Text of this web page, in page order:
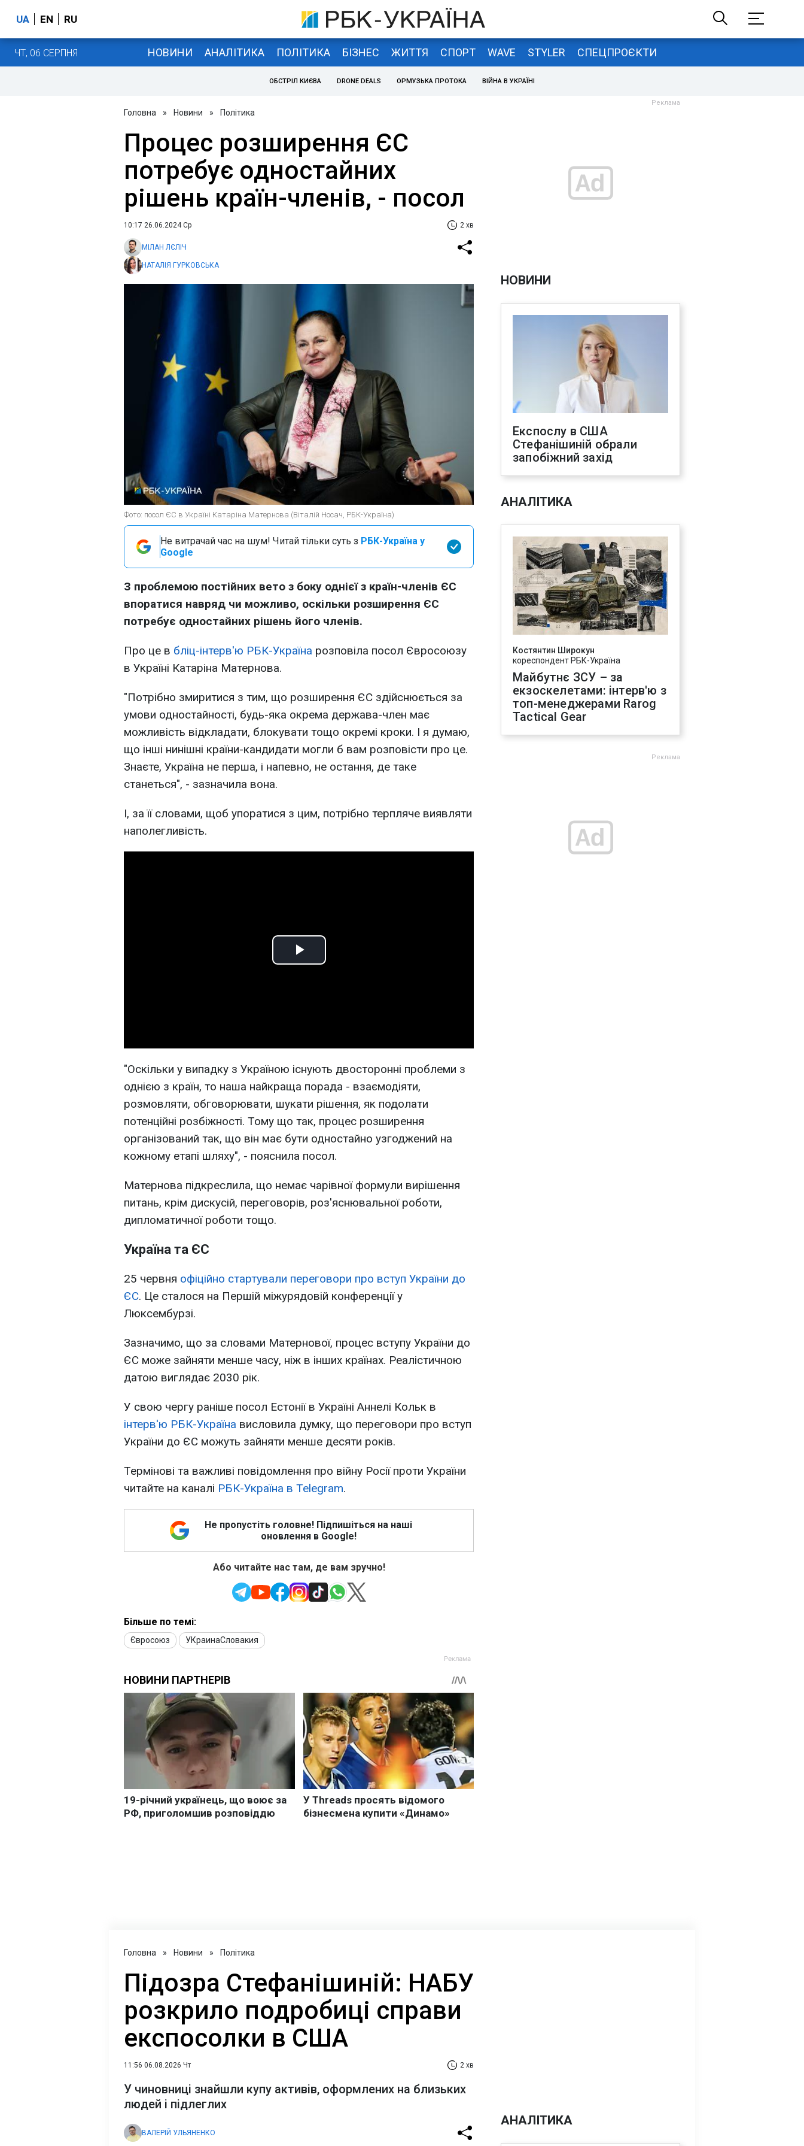
UA EN RU
ЧТ, 06 СЕРПНЯ НОВИНИ АНАЛІТИКА ПОЛІТИКА БІЗНЕС ЖИТТЯ СПОРТ WAVE STYLER СПЕЦПРОЄКТИ
ОБСТРІЛ КИЄВА DRONE DEALS ОРМУЗЬКА ПРОТОКА ВІЙНА В УКРАЇНІ
Головна » Новини » Політика
Процес розширення ЄС
потребує одностайних
рішень країн-членів, - посол
10:17 26.06.2024 Ср 2 хв
МІЛАН ЛЄЛІЧ
НАТАЛІЯ ГУРКОВСЬКА
Фото: посол ЄС в Україні Катаріна Матернова (Віталій Носач, РБК-Україна)
Не витрачай час на шум! Читай тільки суть з РБК-Україна у
Google
З проблемою постійних вето з боку однієї з країн-членів ЄС
впоратися навряд чи можливо, оскільки розширення ЄС
потребує одностайних рішень його членів.
Про це в бліц-інтерв'ю РБК-Україна розповіла посол Євросоюзу
в Україні Катаріна Матернова.
"Потрібно змиритися з тим, що розширення ЄС здійснюється за
умови одностайності, будь-яка окрема держава-член має
можливість відкладати, блокувати тощо окремі кроки. І я думаю,
що інші нинішні країни-кандидати могли б вам розповісти про це.
Знаєте, Україна не перша, і напевно, не остання, де таке
станеться", - зазначила вона.
І, за її словами, щоб упоратися з цим, потрібно терпляче виявляти
наполегливість.
Play
"Оскільки у випадку з Україною існують двосторонні проблеми з
однією з країн, то наша найкраща порада - взаємодіяти,
розмовляти, обговорювати, шукати рішення, як подолати
потенційні розбіжності. Тому що так, процес розширення
організований так, що він має бути одностайно узгоджений на
кожному етапі шляху", - пояснила посол.
Матернова підкреслила, що немає чарівної формули вирішення
питань, крім дискусій, переговорів, роз'яснювальної роботи,
дипломатичної роботи тощо.
Україна та ЄС
25 червня офіційно стартували переговори про вступ України до
ЄС. Це сталося на Першій міжурядовій конференції у
Люксембурзі.
Зазначимо, що за словами Матернової, процес вступу України до
ЄС може зайняти менше часу, ніж в інших країнах. Реалістичною
датою виглядає 2030 рік.
У свою чергу раніше посол Естонії в Україні Аннелі Кольк в
інтерв'ю РБК-Україна висловила думку, що переговори про вступ
України до ЄС можуть зайняти менше десяти років.
Термінові та важливі повідомлення про війну Росії проти України
читайте на каналі РБК-Україна в Telegram.
Не пропустіть головне! Підпишіться на наші
оновлення в Google!
Або читайте нас там, де вам зручно!
Більше по темі:
Євросоюз УКраинаСловакия
НОВИНИ
Експослу в США
Стефанішиній обрали
запобіжний захід
АНАЛІТИКА
Костянтин Широкун
кореспондент РБК-Україна
Майбутнє ЗСУ – за
екзоскелетами: інтерв'ю з
топ-менеджерами Rarog
Tactical Gear
Головна » Новини » Політика
Підозра Стефанішиній: НАБУ
розкрило подробиці справи
експосолки в США
11:56 06.08.2026 Чт 2 хв
У чиновниці знайшли купу активів, оформлених на близьких
людей і підлеглих
ВАЛЕРІЙ УЛЬЯНЕНКО
АНАЛІТИКА